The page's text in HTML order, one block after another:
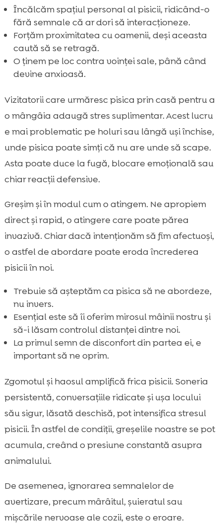
Încălcăm spațiul personal al pisicii, ridicând-o
fără semnale că ar dori să interacționeze.
Forțăm proximitatea cu oamenii, deși aceasta
caută să se retragă.
O ținem pe loc contra voinței sale, până când
devine anxioasă.
Vizitatorii care urmăresc pisica prin casă pentru a
o mângâia adaugă stres suplimentar. Acest lucru
e mai problematic pe holuri sau lângă uși închise,
unde pisica poate simți că nu are unde să scape.
Asta poate duce la fugă, blocare emoțională sau
chiar reacții defensive.
Greșim și în modul cum o atingem. Ne apropiem
direct și rapid, o atingere care poate părea
invazivă. Chiar dacă intenționăm să fim afectuoși,
o astfel de abordare poate eroda încrederea
pisicii în noi.
Trebuie să așteptăm ca pisica să ne abordeze,
nu invers.
Esențial este să îi oferim mirosul mâinii nostru și
să-i lăsam controlul distanței dintre noi.
La primul semn de disconfort din partea ei, e
important să ne oprim.
Zgomotul și haosul amplifică frica pisicii. Soneria
persistentă, conversațiile ridicate și ușa locului
său sigur, lăsată deschisă, pot intensifica stresul
pisicii. În astfel de condiții, greșelile noastre se pot
acumula, creând o presiune constantă asupra
animalului.
De asemenea, ignorarea semnalelor de
avertizare, precum mârâitul, șuieratul sau
mișcările nervoase ale cozii, este o eroare.